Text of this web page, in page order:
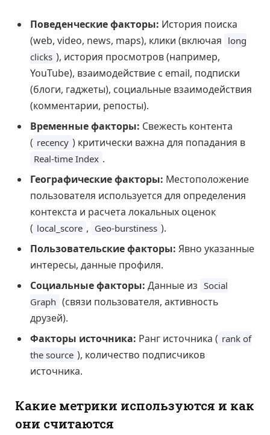
Поведенческие факторы: История поиска
(web, video, news, maps), клики (включая long
clicks ), история просмотров (например,
YouTube), взаимодействие с email, подписки
(блоги, гаджеты), социальные взаимодействия
(комментарии, репосты).
Временные факторы: Свежесть контента
( recency ) критически важна для попадания в
Real-time Index .
Географические факторы: Местоположение
пользователя используется для определения
контекста и расчета локальных оценок
( local_score , Geo-burstiness ).
Пользовательские факторы: Явно указанные
интересы, данные профиля.
Социальные факторы: Данные из Social
Graph (связи пользователя, активность
друзей).
Факторы источника: Ранг источника ( rank of
the source ), количество подписчиков
источника.
Какие метрики используются и как
они считаются